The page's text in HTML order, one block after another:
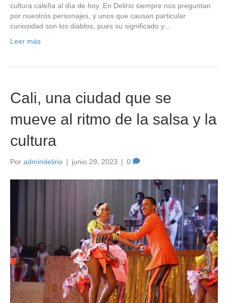
cultura caleña al día de hoy. En Delirio siempre nos preguntan
por nuestros personajes, y unos que causan particular
curiosidad son los diablos, pues su significado y…
Leer más
Cali, una ciudad que se
mueve al ritmo de la salsa y la
cultura
Por admindelirio | junio 29, 2023 | 0